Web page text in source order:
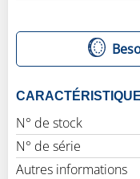
N° de stock
N° de série
Autres informations